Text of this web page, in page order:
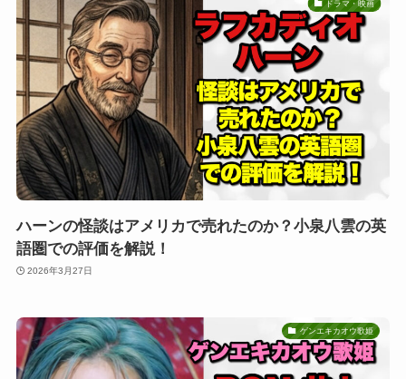
ドラマ・映画
ハーンの怪談はアメリカで売れたのか？小泉八雲の英
語圏での評価を解説！
2026年3月27日
ゲンエキカオウ歌姫